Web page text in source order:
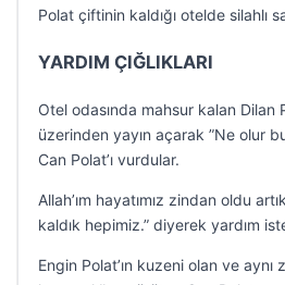
Polat çiftinin kaldığı otelde silahlı
YARDIM ÇIĞLIKLARI
Otel odasında mahsur kalan Dilan
üzerinden yayın açarak ”Ne olur
Can Polat’ı vurdular.
Allah’ım hayatımız zindan oldu
kaldık hepimiz.” diyerek yardım
Engin Polat’ın kuzeni olan ve aynı